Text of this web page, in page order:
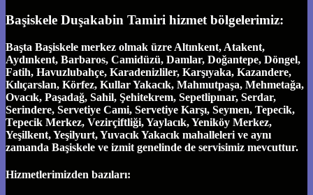
Başiskele Duşakabin Tamiri hizmet bölgelerimiz:
Başta Başiskele merkez olmak üzre Altınkent, Atakent,
Aydınkent, Barbaros, Camidüzü, Damlar, Doğantepe, Döngel,
Fatih, Havuzlubahçe, Karadenizliler, Karşıyaka, Kazandere,
Kılıçarslan, Körfez, Kullar Yakacık, Mahmutpaşa, Mehmetağa,
Ovacık, Paşadağ, Sahil, Şehitekrem, Sepetlipınar, Serdar,
Serindere, Servetiye Cami, Servetiye Karşı, Seymen, Tepecik,
Tepecik Merkez, Vezirçiftliği, Yaylacık, Yeniköy Merkez,
Yeşilkent, Yeşilyurt, Yuvacık Yakacık mahalleleri ve aynı
zamanda Başiskele ve izmit genelinde de servisimiz mevcuttur.
Hizmetlerimizden bazıları: